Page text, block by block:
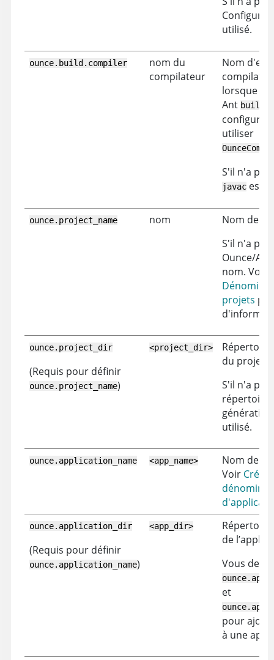
utilisé.
ounce.build.compiler
nom du
compilateur
Nom
lorsque la
Ant
utiliser
S'il n'a pas
javacest
ounce.project_name nom
Nom de
S'il n'a pas
Ounce/
nom. Voir
projets
ounce.project_dir
(Requis pour définir
ounce.project_name)
<project_dir>
du projet.
S'il n'a pas
répertoire
utilisé.
ounce.application_name <app_name>
Nom de
Voir
ounce.application_dir
(Requis pour définir
ounce.application_name)
<app_dir>
de
Vous
et
pour
à une